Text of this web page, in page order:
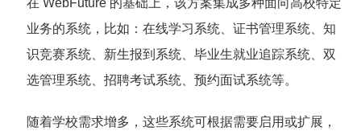
业务的系统，比如：在线学习系统、证书管理系统、知
识竞赛系统、新生报到系统、毕业生就业追踪系统、双
选管理系统、招聘考试系统、预约面试系统等。
随着学校需求增多，这些系统可根据需要启用或扩展，